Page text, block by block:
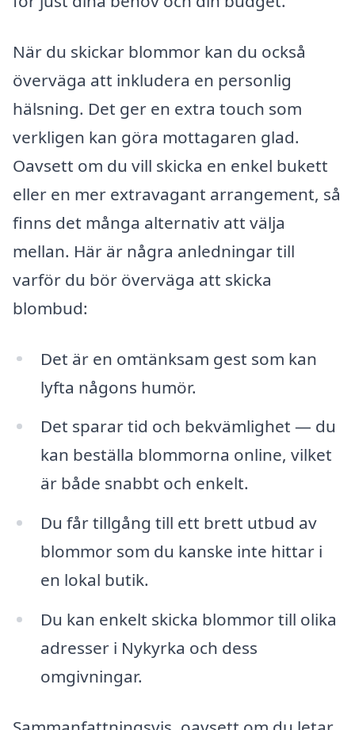
När du skickar blommor kan du också
överväga att inkludera en personlig
hälsning. Det ger en extra touch som
verkligen kan göra mottagaren glad.
Oavsett om du vill skicka en enkel bukett
eller en mer extravagant arrangement, så
finns det många alternativ att välja
mellan. Här är några anledningar till
varför du bör överväga att skicka
blombud:
Det är en omtänksam gest som kan
lyfta någons humör.
Det sparar tid och bekvämlighet — du
kan beställa blommorna online, vilket
är både snabbt och enkelt.
Du får tillgång till ett brett utbud av
blommor som du kanske inte hittar i
en lokal butik.
Du kan enkelt skicka blommor till olika
adresser i Nykyrka och dess
omgivningar.